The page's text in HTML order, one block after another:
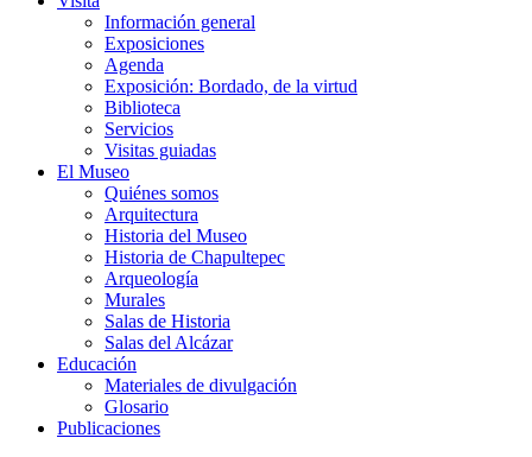
Información general
Exposiciones
Agenda
Exposición: Bordado, de la virtud
Biblioteca
Servicios
Visitas guiadas
El Museo
Quiénes somos
Arquitectura
Historia del Museo
Historia de Chapultepec
Arqueología
Murales
Salas de Historia
Salas del Alcázar
Educación
Materiales de divulgación
Glosario
Publicaciones